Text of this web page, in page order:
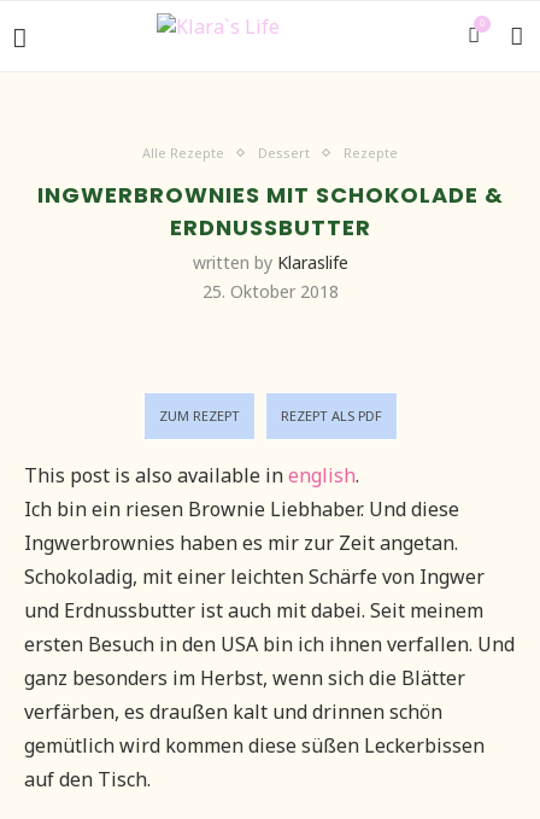
0
Alle Rezepte Dessert Rezepte
INGWERBROWNIES MIT SCHOKOLADE &
ERDNUSSBUTTER
written by Klaraslife
25. Oktober 2018
ZUM REZEPT REZEPT ALS PDF
This post is also available inenglish.
Ich bin ein riesen Brownie Liebhaber. Und diese
Ingwerbrownies haben es mir zur Zeit angetan.
Schokoladig, mit einer leichten Schärfe von Ingwer
und Erdnussbutter ist auch mit dabei. Seit meinem
ersten Besuch in den USA bin ich ihnen verfallen. Und
ganz besonders im Herbst, wenn sich die Blätter
verfärben, es draußen kalt und drinnen schön
gemütlich wird kommen diese süßen Leckerbissen
auf den Tisch.